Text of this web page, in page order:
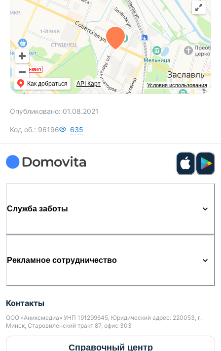
Условия использования
Как добраться API Карт
Опубликовано: 01.08.2021
Код об.: 96196 635
Служба заботы
Рекламное сотрудничество
Контакты
ООО «Аниксмедиа» УНП 191299645, Юридический адрес: 220053, г.
Минск, Старовиленский тракт 87, офис 303
Справочный центр